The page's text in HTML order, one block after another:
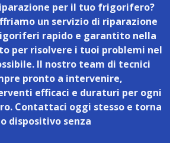
per il tuo frigorifero?
un servizio di riparazione
rapido e garantito nella
per risolvere i tuoi problemi nel
Il nostro team di tecnici
pronto a intervenire,
efficaci e duraturi per ogni
Contattaci oggi stesso e torna
dispositivo senza